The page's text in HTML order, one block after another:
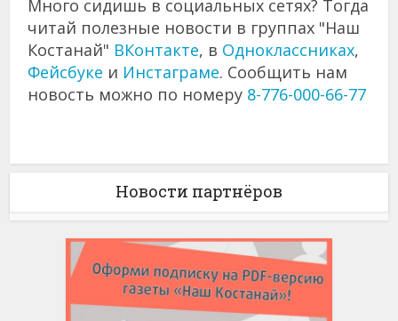
Много сидишь в социальных сетях? Тогда
читай полезные новости в группах "Наш
Костанай" ВКонтакте, в Одноклассниках,
Фейсбуке и Инстаграме. Сообщить нам
новость можно по номеру 8-776-000-66-77
Новости партнёров